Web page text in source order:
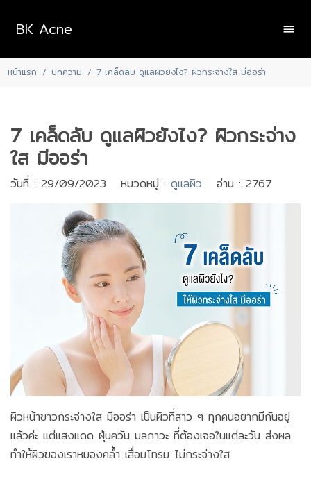
BK Acne
หน้าแรก บทความ 7 เคล็ดลับ ดูแลผิวยังไง? ผิวกระจ่างใส มีออร่า
7 เคล็ดลับ ดูแลผิวยังไง? ผิวกระจ่าง
ใส มีออร่า
วันที่ : 29/09/2023 หมวดหมู่ : ดูแลผิว อ่าน : 2767
ผิวหน้าขาวกระจ่างใส มีออร่า เป็นผิวที่สาว ๆ ทุกคนอยากมีกันอยู่
แล้วค่ะ แต่แสงแดด ฝุ่นควัน มลภาวะ ที่ต้องเจอในแต่ละวัน ส่งผล
ทำให้ผิวของเราหมองคล้ำ เสื่อมโทรม ไม่กระจ่างใส